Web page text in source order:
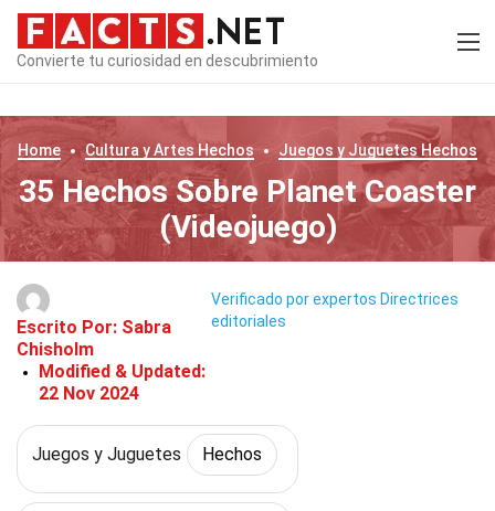
Convierte tu curiosidad en descubrimiento
Home Cultura y Artes Hechos Juegos y Juguetes Hechos
35 Hechos Sobre Planet Coaster
(Videojuego)
Escrito Por: Sabra
Chisholm
Modified & Updated:
22 Nov 2024
Verificado por expertos Directrices
editoriales
Juegos y Juguetes Hechos